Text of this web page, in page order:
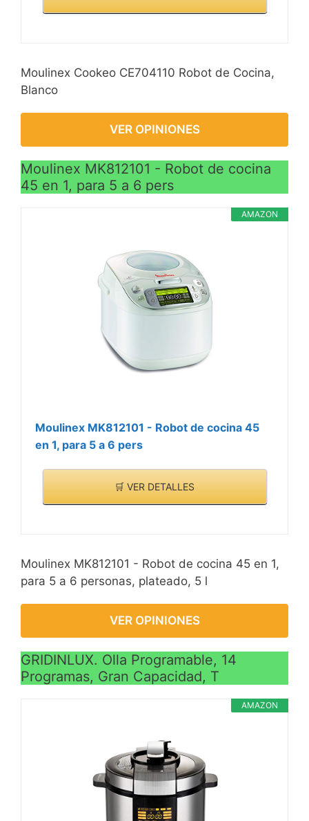
Moulinex Cookeo CE704110 Robot de Cocina,
Blanco
VER OPINIONES
Moulinex MK812101 - Robot de cocina
45 en 1, para 5 a 6 pers
AMAZON
Moulinex MK812101 - Robot de cocina 45
en 1, para 5 a 6 pers
🛒 VER DETALLES
Moulinex MK812101 - Robot de cocina 45 en 1,
para 5 a 6 personas, plateado, 5 l
VER OPINIONES
GRIDINLUX. Olla Programable, 14
Programas, Gran Capacidad, T
AMAZON